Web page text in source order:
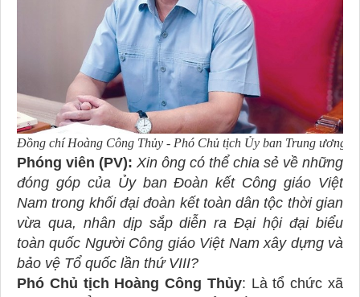
Đồng chí Hoàng Công Thủy - Phó Chủ tịch Ủy ban Trung ương
Phóng viên (PV): Xin ông có thể chia sẻ về những
đóng góp của Ủy ban Đoàn kết Công giáo Việt
Nam trong khối đại đoàn kết toàn dân tộc thời gian
vừa qua, nhân dịp sắp diễn ra Đại hội đại biểu
toàn quốc Người Công giáo Việt Nam xây dựng và
bảo vệ Tổ quốc lần thứ VIII?
Phó Chủ tịch Hoàng Công Thủy: Là tổ chức xã